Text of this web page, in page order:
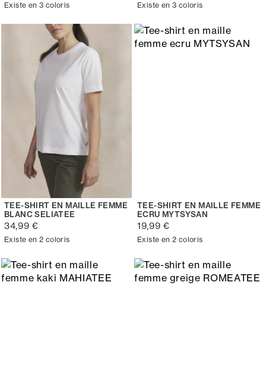
Existe en 3 coloris Existe en 3 coloris
TEE-SHIRT EN MAILLE FEMME
BLANC SELIATEE
34,99 €
Existe en 2 coloris
TEE-SHIRT EN MAILLE FEMME
ECRU MYTSYSAN
19,99 €
Existe en 2 coloris